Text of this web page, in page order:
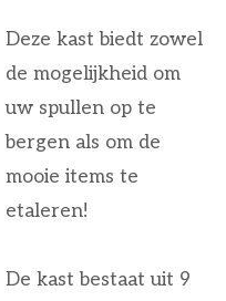
Deze kast biedt zowel
de mogelijkheid om
uw spullen op te
bergen als om de
mooie items te
etaleren!
De kast bestaat uit 9